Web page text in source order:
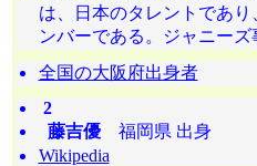
は、日本のタレントであり
ンバーである。ジャニーズ
全国の大阪府出身者
2
藤吉優福岡県 出身
Wikipedia